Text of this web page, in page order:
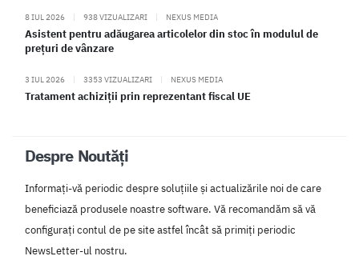
8 IUL 2026 | 938 VIZUALIZARI | NEXUS MEDIA
Asistent pentru adăugarea articolelor din stoc în modulul de
prețuri de vânzare
3 IUL 2026 | 3353 VIZUALIZARI | NEXUS MEDIA
Tratament achiziții prin reprezentant fiscal UE
Despre Noutăți
Informați-vă periodic despre soluțiile și actualizările noi de care
beneficiază produsele noastre software. Vă recomandăm să vă
configurați contul de pe site astfel încât să primiți periodic
NewsLetter-ul nostru.